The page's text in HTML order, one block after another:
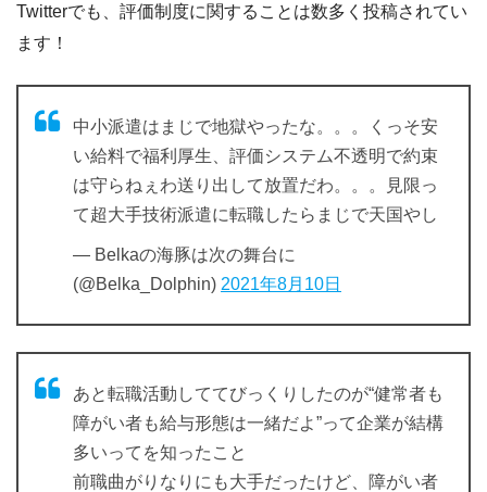
Twitterでも、評価制度に関することは数多く投稿されてい
ます！
中小派遣はまじで地獄やったな。。。くっそ安
い給料で福利厚生、評価システム不透明で約束
は守らねぇわ送り出して放置だわ。。。見限っ
て超大手技術派遣に転職したらまじで天国やし
— Belkaの海豚は次の舞台に
(@Belka_Dolphin) 2021年8月10日
あと転職活動しててびっくりしたのが“健常者も
障がい者も給与形態は一緒だよ”って企業が結構
多いってを知ったこと
前職曲がりなりにも大手だったけど、障がい者